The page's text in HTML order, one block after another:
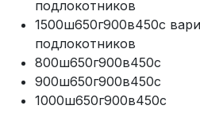
подлокотников
1500ш650г900в450с
подлокотников
800ш650г900в450с
900ш650г900в450с
1000ш650г900в450с